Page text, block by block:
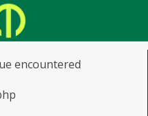
encountered